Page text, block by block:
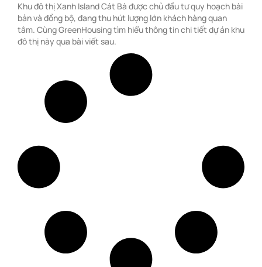
Khu đô thị Xanh Island Cát Bà được chủ đầu tư quy hoạch bài
bản và đồng bộ, đang thu hút lượng lớn khách hàng quan
tâm. Cùng GreenHousing tìm hiểu thông tin chi tiết dự án khu
đô thị này qua bài viết sau.